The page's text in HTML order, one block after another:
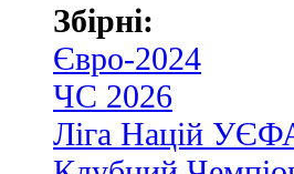
Збірні:
Євро-2024
ЧС 2026
Ліга Націй